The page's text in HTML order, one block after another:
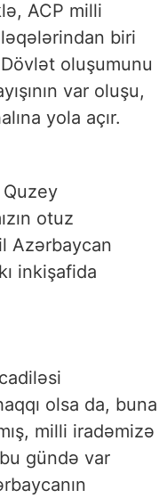
ACP milli
biri
oluşumunu
var oluşu,
yola açır.
otuz
Azərbaycan
inkişafida
olsa da, buna
milli iradəmizə
gündə var